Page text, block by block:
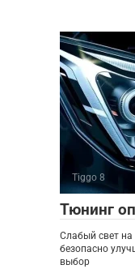
Tiggo 8
Тюнинг
Слабый свет на
безопасно
выбор